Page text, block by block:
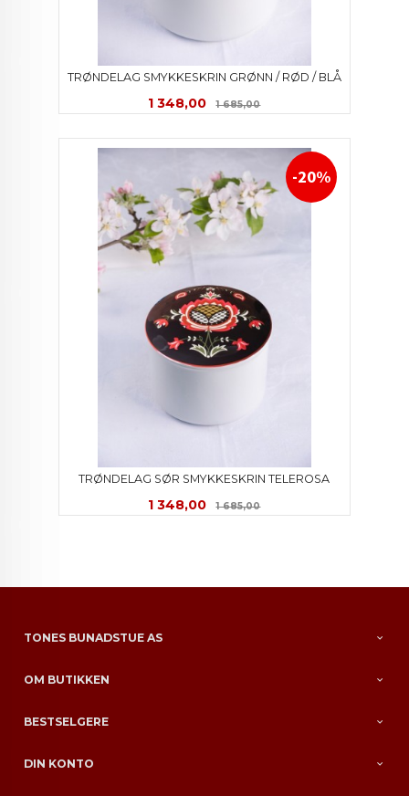
TRØNDELAG SMYKKESKRIN GRØNN / RØD / BLÅ
Tilbud
1 348,00 1 685,00Rabatt
TRØNDELAG SØR SMYKKESKRIN TELEROSA
Tilbud
1 348,00 1 685,00Rabatt
-20%
TONES BUNADSTUE AS
OM BUTIKKEN
BESTSELGERE
DIN KONTO